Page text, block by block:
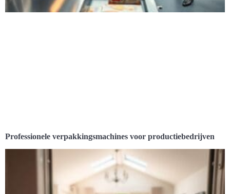
Professionele verpakkingsmachines voor productiebedrijven